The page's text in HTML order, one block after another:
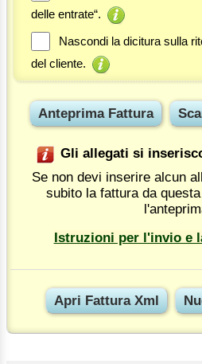
delle entrate“.
Nascondi la dicitura sulla
del cliente.
Gli allegati si
Se non devi inserire alcun
subito la fattura da
Istruzioni per l'invio e